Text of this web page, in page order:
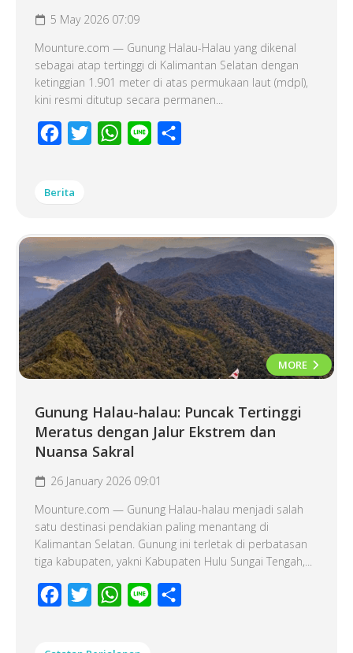
5 May 2026 07:09
Mounture.com — Gunung Halau-Halau yang dikenal
sebagai atap tertinggi di Kalimantan Selatan dengan
ketinggian 1.901 meter di atas permukaan laut (mdpl),
kini resmi ditutup secara permanen...
Facebook
Twitter WhatsApp
Line
Berita
MORE
Gunung Halau-halau: Puncak Tertinggi
Meratus dengan Jalur Ekstrem dan
Nuansa Sakral
26 January 2026 09:01
Mounture.com — Gunung Halau-halau menjadi salah
satu destinasi pendakian paling menantang di
Kalimantan Selatan. Gunung ini terletak di perbatasan
tiga kabupaten, yakni Kabupaten Hulu Sungai Tengah,...
Facebook
Twitter WhatsApp
Line